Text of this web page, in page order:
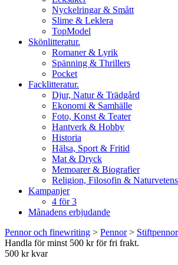
Nyckelringar & Smått
Slime & Leklera
TopModel
Skönlitteratur.
Romaner & Lyrik
Spänning & Thrillers
Pocket
Facklitteratur.
Djur, Natur & Trädgård
Ekonomi & Samhälle
Foto, Konst & Teater
Hantverk & Hobby
Historia
Hälsa, Sport & Fritid
Mat & Dryck
Memoarer & Biografier
Religion, Filosofin &
Kampanjer
4 för 3
Månadens erbjudande
Pennor och finewriting > Pennor> Stiftpennor
Handla för minst 500 kr för fri frakt.
500 kr kvar